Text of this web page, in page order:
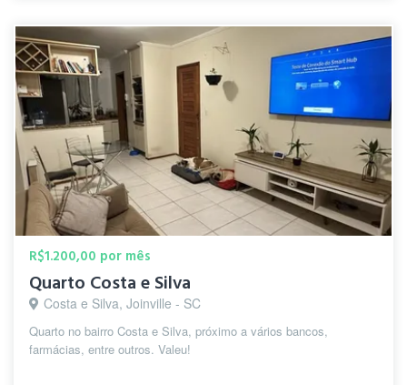
R$1.200,00 por mês
Quarto Costa e Silva
Costa e Silva, Joinville - SC
Quarto no bairro Costa e Silva, próximo a vários bancos,
farmácias, entre outros. Valeu!